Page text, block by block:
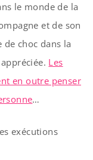
le monde de la
et de son
de choc dans la
Les
en outre penser
…
exécutions